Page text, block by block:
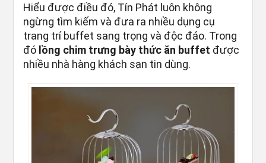
Hiểu được điều đó, Tín Phát luôn không
ngừng tìm kiếm và đưa ra nhiều dụng cụ
trang trí buffet sang trọng và độc đáo. Trong
đó lồng chim trưng bày thức ăn buffet được
nhiều nhà hàng khách sạn tin dùng.